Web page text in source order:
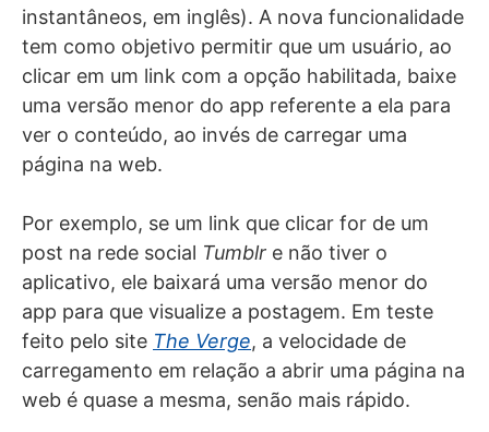
instantâneos, em inglês). A nova funcionalidade
tem como objetivo permitir que um usuário, ao
clicar em um link com a opção habilitada, baixe
uma versão menor do app referente a ela para
ver o conteúdo, ao invés de carregar uma
página na web.
Por exemplo, se um link que clicar for de um
post na rede social Tumblr e não tiver o
aplicativo, ele baixará uma versão menor do
app para que visualize a postagem. Em teste
feito pelo site The Verge, a velocidade de
carregamento em relação a abrir uma página na
web é quase a mesma, senão mais rápido.